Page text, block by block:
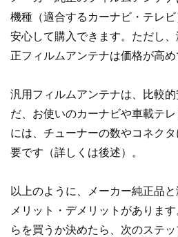
機種（適合するカーナビ・テレ
安心して購入できます。ただし
正フィルムアンテナは価格が高め
汎用フィルムアンテナは、比較
だ、お使いのカーナビや車載テ
には、チューナーの数やコネク
要です（詳しくは後述）。
以上のように、メーカー純正品
メリット・デメリットがありま
らを買うか決めたら、次のステッ